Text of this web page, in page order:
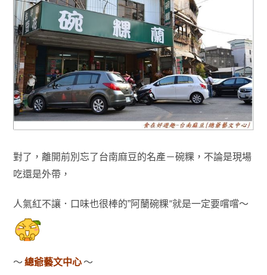
對了 ， 離開前別忘了台南麻豆的名產－碗粿，不論是現場
吃還是外帶 ，
人氣紅不讓．口味也很棒的”阿蘭碗粿”就是一定要嚐嚐～
～ 總爺藝文中心～